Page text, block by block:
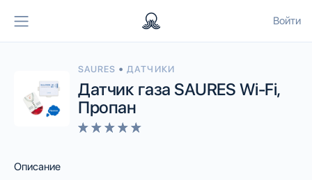
Войти
SAURES • ДАТЧИКИ
Датчик газа SAURES Wi-Fi,
Пропан
Описание